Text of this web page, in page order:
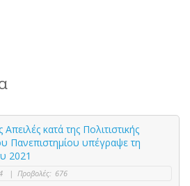
κατά της Πολιτιστικής
Πανεπιστημίου υπέγραψε τη
2021
| Προβολές: 676